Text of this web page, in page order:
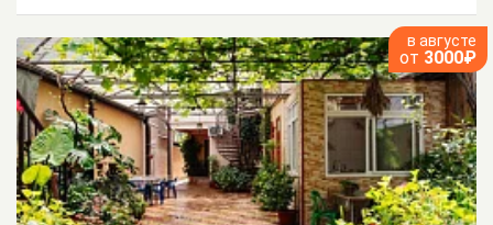
в августе
от 3000₽